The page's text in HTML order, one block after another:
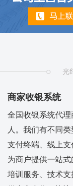
光
商家收银系统
全国收银系统代
人。我们有不同
支付终端、线上
为商户提供一站式
培训服务、技术